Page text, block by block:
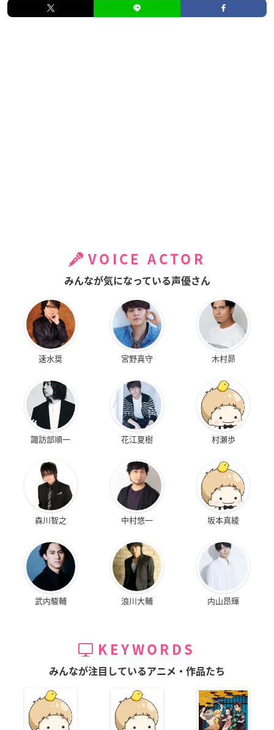
VOICE ACTOR
みんなが気になっている声優さん
速水奨 宮野真守 木村昴
諏訪部順一 花江夏樹 村瀬歩
森川智之 中村悠一 坂本真綾
武内駿輔 浪川大輔 内山昂輝
KEYWORDS
みんなが注目しているアニメ・作品たち